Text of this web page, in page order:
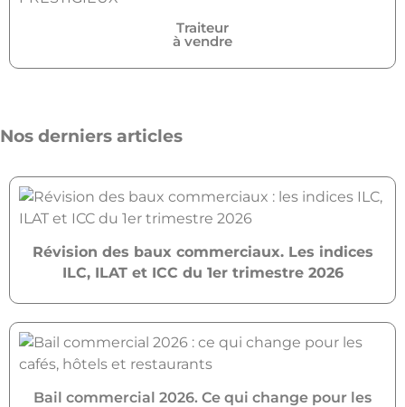
Traiteur
à vendre
Nos derniers articles
Révision des baux commerciaux. Les indices
ILC, ILAT et ICC du 1er trimestre 2026
Bail commercial 2026. Ce qui change pour les